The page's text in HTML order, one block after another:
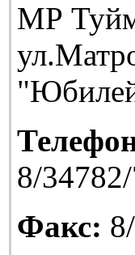
МР
8/
Факс: